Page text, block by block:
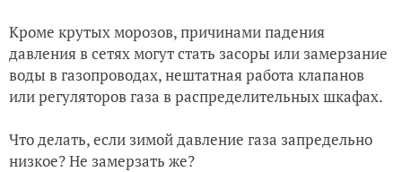
Кроме крутых морозов, причинами падения
давления в сетях могут стать засоры или замерзание
воды в газопроводах, нештатная работа клапанов
или регуляторов газа в распределительных шкафах.
Что делать, если зимой давление газа запредельно
низкое? Не замерзать же?